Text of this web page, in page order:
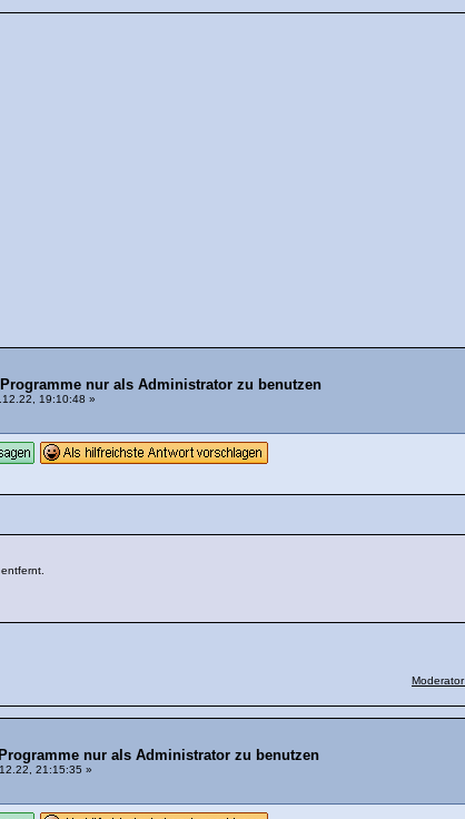
nur als Administrator zu benutzen
19:10:48 »
nur als Administrator zu benutzen
21:15:35 »